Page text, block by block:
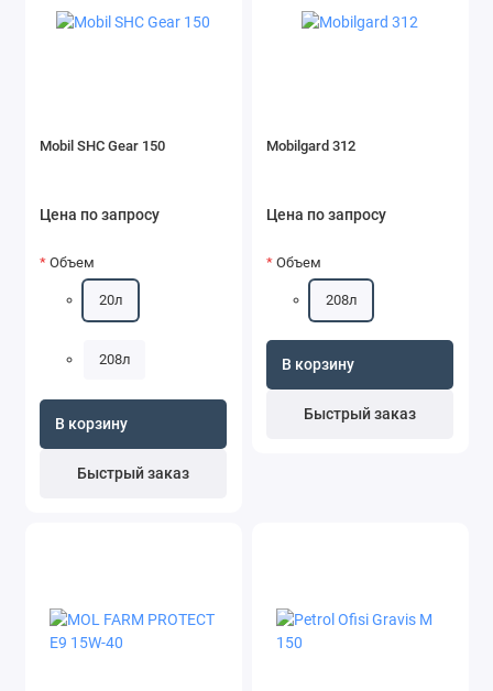
Mobil SHC Gear 150
Цена по запросу
Объем
20л
208л
В корзину
Быстрый заказ
Mobilgard 312
Цена по запросу
Объем
208л
В корзину
Быстрый заказ